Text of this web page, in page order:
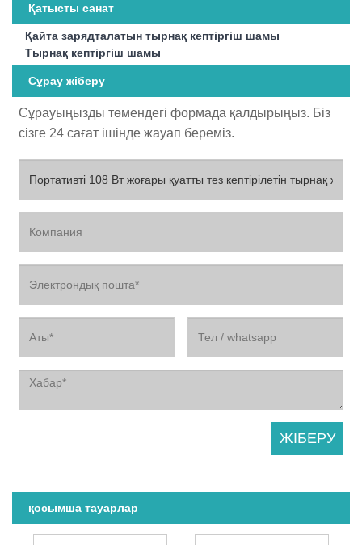
Қатысты санат
Қайта зарядталатын тырнақ кептіргіш шамы
Тырнақ кептіргіш шамы
Сұрау жіберу
Сұрауыңызды төмендегі формада қалдырыңыз. Біз
сізге 24 сағат ішінде жауап береміз.
қосымша тауарлар